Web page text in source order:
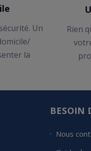
Un
la
Rien
BESOIN
Nous